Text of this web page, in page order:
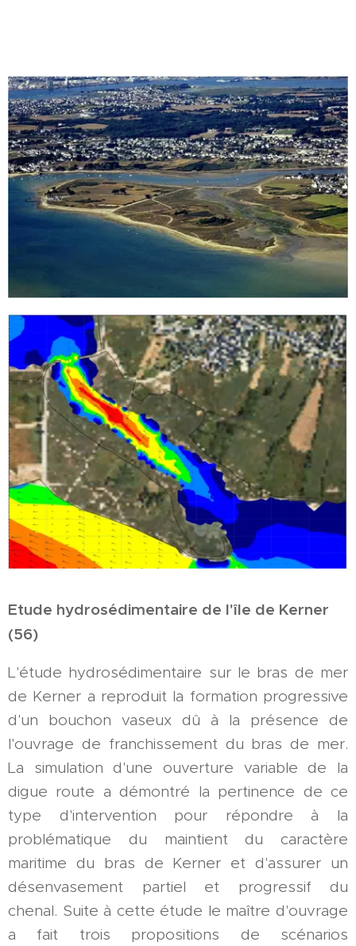
Etude hydrosédimentaire de l'île de Kerner
(56)
L'étude hydrosédimentaire sur le bras de mer
de Kerner a reproduit la formation progressive
d'un bouchon vaseux dû à la présence de
l'ouvrage de franchissement du bras de mer.
La simulation d'une ouverture variable de la
digue route a démontré la pertinence de ce
type d'intervention pour répondre à la
problématique du maintient du caractère
maritime du bras de Kerner et d'assurer un
désenvasement partiel et progressif du
chenal. Suite à cette étude le maître d'ouvrage
a fait trois propositions de scénarios